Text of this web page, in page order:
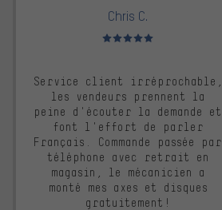
Chris C.
Note moyenne : 5 sur 5
Service client irréprochable,
les vendeurs prennent la
peine d'écouter la demande et
font l'effort de parler
Français. Commande passée par
téléphone avec retrait en
magasin, le mécanicien a
monté mes axes et disques
gratuitement!